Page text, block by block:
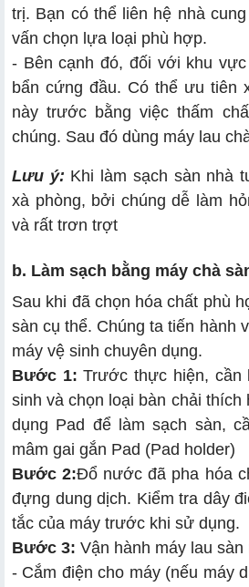
trị. Bạn có thể liên hệ nhà
vấn chọn lựa loại phù hợp.
- Bên cạnh đó, đối với khu
bẩn cứng đầu. Có thể ưu tiên
này trước bằng việc thấm
chúng. Sau đó dùng máy lau
Lưu ý: Khi làm sạch sàn nhà
xà phòng, bởi chúng dễ làm
và rất trơn trợt
b. Làm sạch bằng máy chà
Sau khi đã chọn hóa chất phù
sàn cụ thể. Chúng ta tiến hành
máy vệ sinh chuyên dụng.
Bước 1: Trước thực hiện, cần
sinh và chọn loại bàn chải
dụng Pad để làm sạch sàn,
mâm gai gắn Pad (Pad holder)
Bước 2:Đổ nước đã pha hóa
đựng dung dịch. Kiểm tra dây
tắc của máy trước khi sử dụng.
Bước 3: Vận hành máy lau sàn
- Cắm điện cho máy (nếu máy